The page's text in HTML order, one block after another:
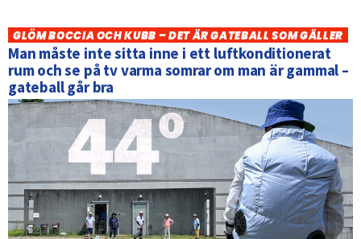
GLÖM BOCCIA OCH KUBB – DET ÄR GATEBALL SOM GÄLLER
Man måste inte sitta inne i ett luftkonditionerat
rum och se på tv varma somrar om man är gammal –
gateball går bra